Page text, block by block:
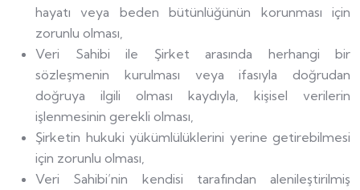
hayatı veya beden bütünlüğünün korunması için
zorunlu olması,
Veri Sahibi ile Şirket arasında herhangi bir
sözleşmenin kurulması veya ifasıyla doğrudan
doğruya ilgili olması kaydıyla, kişisel verilerin
işlenmesinin gerekli olması,
Şirketin hukuki yükümlülüklerini yerine getirebilmesi
için zorunlu olması,
Veri Sahibi’nin kendisi tarafından alenileştirilmiş